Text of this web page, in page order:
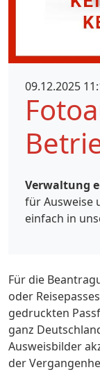
09.12.2025
Verwaltung
für Ausweise
einfach in
Für die
oder
gedruckten
ganz
Ausweisbilder
der